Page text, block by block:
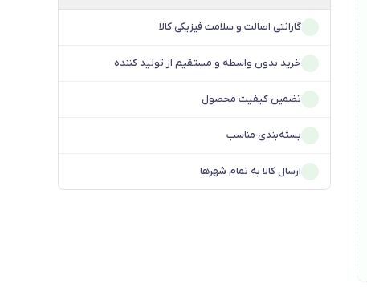
گارانتی اصالت و سلامت فیزیکی کالا
خرید بدون واسطه و مستقیم از تولید کننده
تضمین کیفیت محصول
بسته‌بندی مناسب
ارسال کالا به تمام شهرها